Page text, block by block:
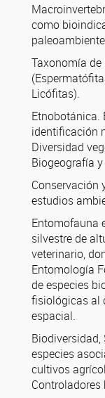
como
Taxonomía
Licófitas).
Etnobotánica.
identificación
Diversidad
Biogeografía
Conservación
estudios
Entomofauna
silvestre de
veterinario,
Entomología
de especies
fisiológicas al
espacial.
especies
cultivos
Controladores